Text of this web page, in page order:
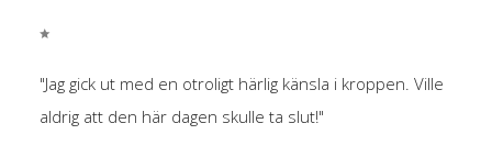
"Jag gick ut med en otroligt härlig känsla i kroppen. Ville
aldrig att den här dagen skulle ta slut!"